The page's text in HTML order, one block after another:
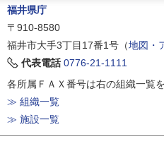
福井県庁
〒910-8580
福井市大手3丁目17番1号（地図・
代表電話 0776-21-1111
各所属ＦＡＸ番号は右の組織一覧
≫ 組織一覧
≫ 施設一覧